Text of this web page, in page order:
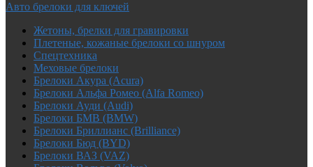
Авто брелоки для ключей
Жетоны, брелки для гравировки
Плетеные, кожаные брелоки со шнуром
Спецтехника
Меховые брелоки
Брелоки Акура (Acura)
Брелоки Альфа Ромео (Alfa Romeo)
Брелоки Ауди (Audi)
Брелоки БМВ (BMW)
Брелоки Бриллианс (Brilliance)
Брелоки Бюд (BYD)
Брелоки ВАЗ (VAZ)